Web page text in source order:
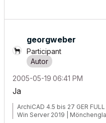
georgweber
Participant
‎2005-05-19 06:41 PM
Ja
ArchiCAD 4.5 bis 27 GER
Win Server 2019 |